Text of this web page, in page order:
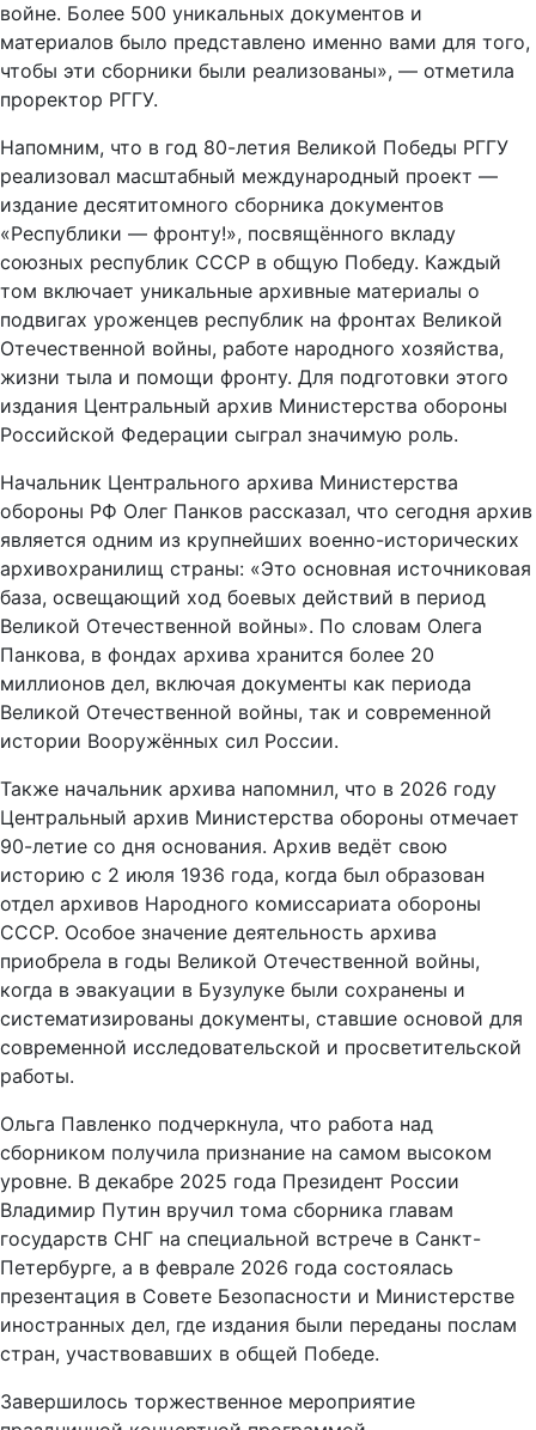
войне. Более 500 уникальных документов и
материалов было представлено именно вами для того,
чтобы эти сборники были реализованы», — отметила
проректор РГГУ.
Напомним, что в год 80-летия Великой Победы РГГУ
реализовал масштабный международный проект —
издание десятитомного сборника документов
«Республики — фронту!», посвящённого вкладу
союзных республик СССР в общую Победу. Каждый
том включает уникальные архивные материалы о
подвигах уроженцев республик на фронтах Великой
Отечественной войны, работе народного хозяйства,
жизни тыла и помощи фронту. Для подготовки этого
издания Центральный архив Министерства обороны
Российской Федерации сыграл значимую роль.
Начальник Центрального архива Министерства
обороны РФ Олег Панков рассказал, что сегодня архив
является одним из крупнейших военно-исторических
архивохранилищ страны: «Это основная источниковая
база, освещающий ход боевых действий в период
Великой Отечественной войны». По словам Олега
Панкова, в фондах архива хранится более 20
миллионов дел, включая документы как периода
Великой Отечественной войны, так и современной
истории Вооружённых сил России.
Также начальник архива напомнил, что в 2026 году
Центральный архив Министерства обороны отмечает
90-летие со дня основания. Архив ведёт свою
историю с 2 июля 1936 года, когда был образован
отдел архивов Народного комиссариата обороны
СССР. Особое значение деятельность архива
приобрела в годы Великой Отечественной войны,
когда в эвакуации в Бузулуке были сохранены и
систематизированы документы, ставшие основой для
современной исследовательской и просветительской
работы.
Ольга Павленко подчеркнула, что работа над
сборником получила признание на самом высоком
уровне. В декабре 2025 года Президент России
Владимир Путин вручил тома сборника главам
государств СНГ на специальной встрече в Санкт-
Петербурге, а в феврале 2026 года состоялась
презентация в Совете Безопасности и Министерстве
иностранных дел, где издания были переданы послам
стран, участвовавших в общей Победе.
Завершилось торжественное мероприятие